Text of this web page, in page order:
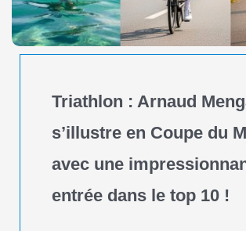
Triathlon : Arnaud
s’illustre en Coupe du
avec une
entrée dans le top 10 !